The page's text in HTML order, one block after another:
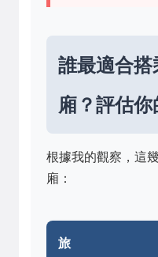
誰最適合
廂？評估
根據我的觀察，這
廂：
旅